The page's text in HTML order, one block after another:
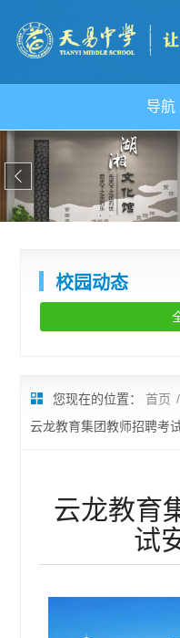
导航

校园动态
您现在的位置： 首页 /
云龙教育集团教师招聘考
云龙教育
试